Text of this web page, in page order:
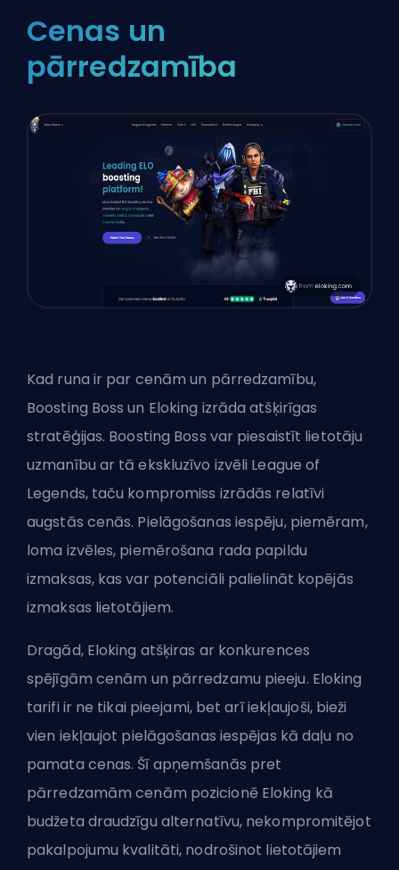
Cenas un
pārredzamība
Kad runa ir par cenām un pārredzamību,
Boosting Boss un Eloking izrāda atšķirīgas
stratēģijas. Boosting Boss var piesaistīt lietotāju
uzmanību ar tā ekskluzīvo izvēli League of
Legends, taču kompromiss izrādās relatīvi
augstās cenās. Pielāgošanas iespēju, piemēram,
loma izvēles, piemērošana rada papildu
izmaksas, kas var potenciāli palielināt kopējās
izmaksas lietotājiem.
Dragād, Eloking atšķiras ar konkurences
spējīgām cenām un pārredzamu pieeju. Eloking
tarifi ir ne tikai pieejami, bet arī iekļaujoši, bieži
vien iekļaujot pielāgošanas iespējas kā daļu no
pamata cenas. Šī apņemšanās pret
pārredzamām cenām pozicionē Eloking kā
budžeta draudzīgu alternatīvu, nekompromitējot
pakalpojumu kvalitāti, nodrošinot lietotājiem